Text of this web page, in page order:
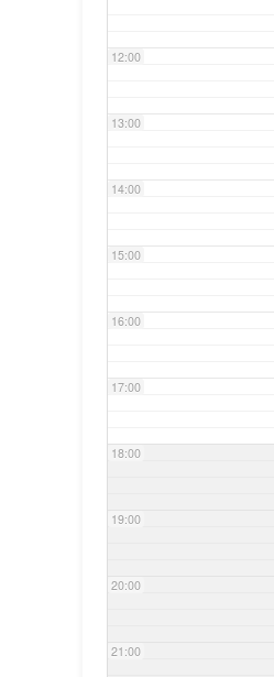
12:00
13:00
14:00
15:00
16:00
17:00
18:00
19:00
20:00
21:00